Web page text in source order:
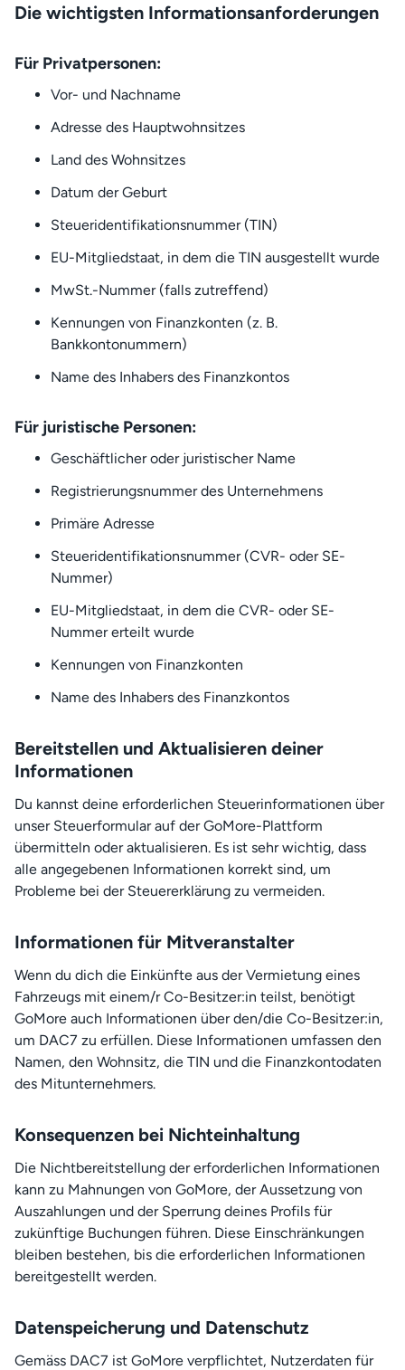
Die wichtigsten Informationsanforderungen
Für Privatpersonen:
Vor- und Nachname
Adresse des Hauptwohnsitzes
Land des Wohnsitzes
Datum der Geburt
Steueridentifikationsnummer (TIN)
EU-Mitgliedstaat, in dem die TIN ausgestellt wurde
MwSt.-Nummer (falls zutreffend)
Kennungen von Finanzkonten (z. B.
Bankkontonummern)
Name des Inhabers des Finanzkontos
Für juristische Personen:
Geschäftlicher oder juristischer Name
Registrierungsnummer des Unternehmens
Primäre Adresse
Steueridentifikationsnummer (CVR- oder SE-
Nummer)
EU-Mitgliedstaat, in dem die CVR- oder SE-
Nummer erteilt wurde
Kennungen von Finanzkonten
Name des Inhabers des Finanzkontos
Bereitstellen und Aktualisieren deiner
Informationen
Du kannst deine erforderlichen Steuerinformationen über
unser Steuerformular auf der GoMore-Plattform
übermitteln oder aktualisieren. Es ist sehr wichtig, dass
alle angegebenen Informationen korrekt sind, um
Probleme bei der Steuererklärung zu vermeiden.
Informationen für Mitveranstalter
Wenn du dich die Einkünfte aus der Vermietung eines
Fahrzeugs mit einem/r Co-Besitzer:in teilst, benötigt
GoMore auch Informationen über den/die Co-Besitzer:in,
um DAC7 zu erfüllen. Diese Informationen umfassen den
Namen, den Wohnsitz, die TIN und die Finanzkontodaten
des Mitunternehmers.
Konsequenzen bei Nichteinhaltung
Die Nichtbereitstellung der erforderlichen Informationen
kann zu Mahnungen von GoMore, der Aussetzung von
Auszahlungen und der Sperrung deines Profils für
zukünftige Buchungen führen. Diese Einschränkungen
bleiben bestehen, bis die erforderlichen Informationen
bereitgestellt werden.
Datenspeicherung und Datenschutz
Gemäss DAC7 ist GoMore verpflichtet, Nutzerdaten für